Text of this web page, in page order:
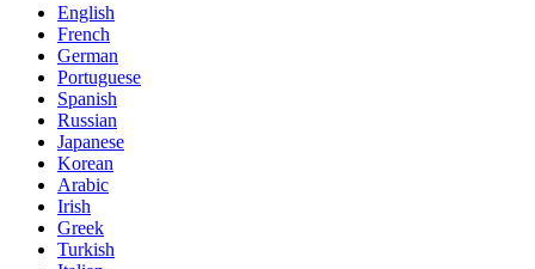
English
French
German
Portuguese
Spanish
Russian
Japanese
Korean
Arabic
Irish
Greek
Turkish